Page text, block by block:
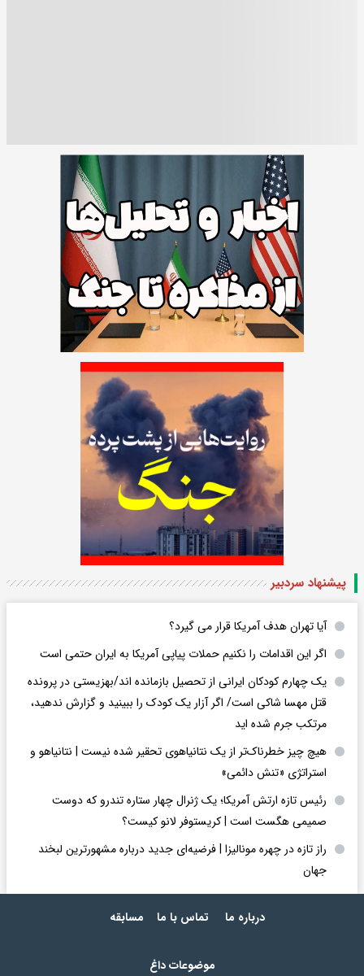
پیشنهاد سردبیر
آیا تهران هدف آمریکا قرار می گیرد؟
اگر این اقدامات را نکنیم حملات پیاپی آمریکا به ایران حتمی است
یک چهارم کودکان ایرانی از تحصیل بازمانده اند/بهزیستی در پرونده
قتل مهسا شاکی است/ اگر آزار یک کودک را ببینید و گزارش ندهید،
مرتکب جرم شده اید
هیچ چیز خطرناک‌تر از یک نتانیاهوی تحقیر شده نیست | نتانیاهو و
استراتژی «تنش دائمی»
رئیس تازه ارتش آمریکا؛ یک ژنرال چهار ستاره تندرو که دوست
صمیمی هگست است | کریستوفر لانو کیست؟
راز تازه در چهره مونالیزا | فرضیه‌ای جدید درباره مشهورترین لبخند
جهان
درباره ما تماس با ما مسابقه
موضوعات داغ